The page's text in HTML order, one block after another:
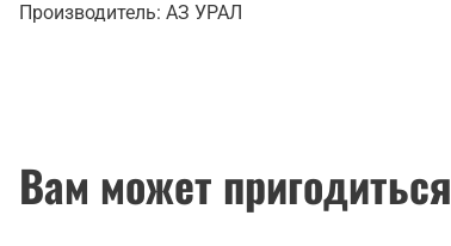
Производитель: АЗ УРАЛ
Вам может пригодиться